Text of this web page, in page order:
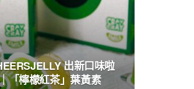
出新口味啦
「檸檬紅茶」葉黃素